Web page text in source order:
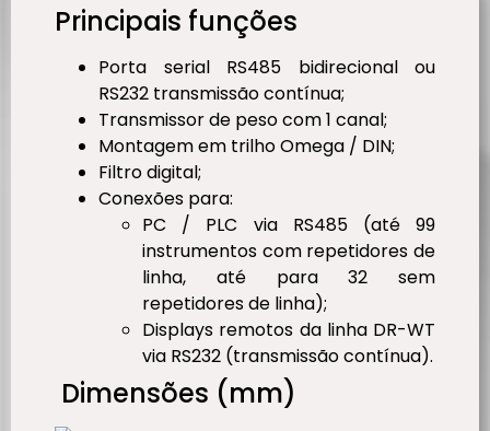
Principais funções
Porta serial RS485 bidirecional ou
RS232 transmissão contínua;
Transmissor de peso com 1 canal;
Montagem em trilho Omega / DIN;
Filtro digital;
Conexões para:
PC / PLC via RS485 (até 99
instrumentos com repetidores de
linha, até para 32 sem
repetidores de linha);
Displays remotos da linha DR-WT
via RS232 (transmissão contínua).
Dimensões (mm)